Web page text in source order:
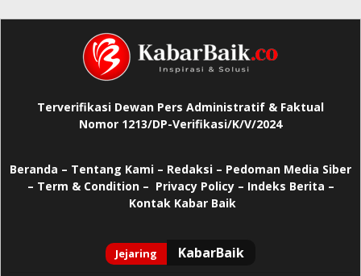
Terverifikasi Dewan Pers Administratif & Faktual
Nomor 1213/DP-Verifikasi/K/V/2024
Beranda – Tentang Kami – Redaksi – Pedoman Media Siber
– Term & Condition – Privacy Policy– Indeks Berita –
Kontak Kabar Baik